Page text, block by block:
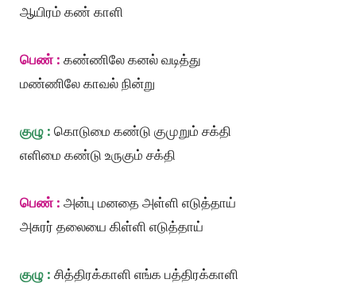
ஆயிரம் கண் காளி
பெண் : கண்ணிலே கனல் வடித்து
மண்ணிலே காவல் நின்று
குழு : கொடுமை கண்டு குமுறும் சக்தி
எளிமை கண்டு உருகும் சக்தி
பெண் : அன்பு மனதை அள்ளி எடுத்தாய்
அசுரர் தலையை கிள்ளி எடுத்தாய்
குழு : சித்திரக்காளி எங்க பத்திரக்காளி